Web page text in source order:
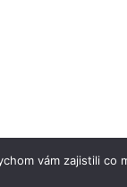
vám zajistili